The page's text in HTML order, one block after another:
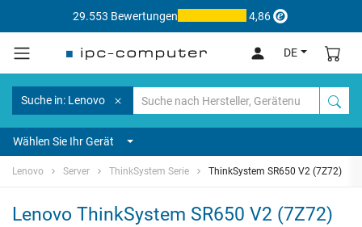
29.553 Bewertungen 4,86
DE
Suche in: Lenovo
Wählen Sie Ihr Gerät
Lenovo Server ThinkSystem Serie ThinkSystem SR650 V2 (7Z72)
Lenovo ThinkSystem SR650 V2 (7Z72)